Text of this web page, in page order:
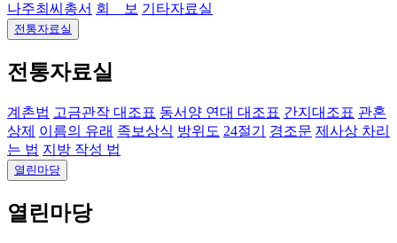
나주최씨총서 회 보 기타자료실
전통자료실
전통자료실
계촌법 고금관작 대조표 동서양 연대 대조표 간지대조표 관혼
상제 이름의 유래 족보상식 방위도 24절기 경조문 제사상 차리
는 법 지방 작성 법
열린마당
열린마당